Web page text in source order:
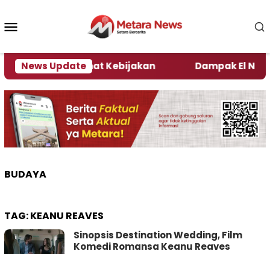
konten
News Update
Kata Pengamat Kebijakan Dampak El Nino,
BUDAYA
TAG:KEANU REAVES
Sinopsis Destination Wedding, Film
Komedi Romansa Keanu Reaves